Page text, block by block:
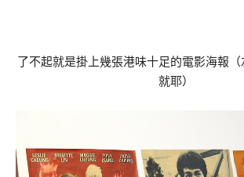
了不起就是掛上幾張港味十足的電影海報
就耶）